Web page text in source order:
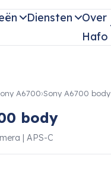
Diensten
Over
Hafo
A6700 Sony A6700 body
body
| APS-C